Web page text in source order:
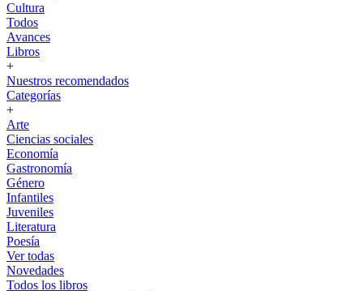
Cultura
Todos
Avances
Libros
+
Nuestros recomendados
Categorías
+
Arte
Ciencias sociales
Economía
Gastronomía
Género
Infantiles
Juveniles
Literatura
Poesía
Ver todas
Novedades
Todos los libros